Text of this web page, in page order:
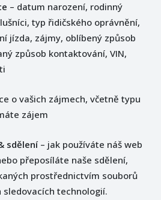
– datum narození, rodinný
typ řidičského oprávnění,
jízda, zájmy, oblíbený způsob
způsob kontaktování, VIN,
o vašich zájmech, včetně typu
zájem
sdělení– jak používáte náš web
přeposíláte naše sdělení,
prostřednictvím souborů
sledovacích technologií.